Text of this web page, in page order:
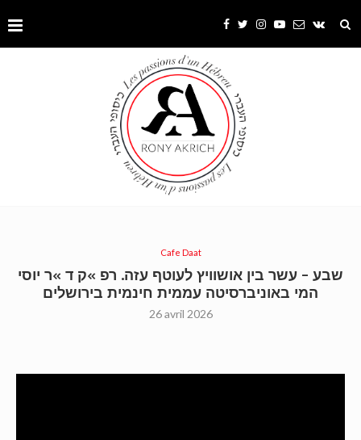
Cafe Daat
שבע – עשר בין אושוויץ לעוטף עזה. רפ »ק ד »ר יוסי
המי באוניברסיטה עממית חינמית בירושלים
26 avril 2026